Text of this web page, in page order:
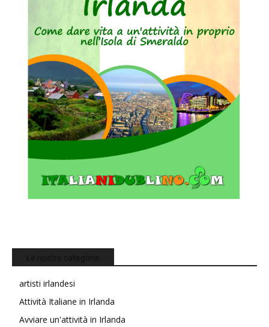
artisti irlandesi
Attività Italiane in Irlanda
Avviare un'attività in Irlanda